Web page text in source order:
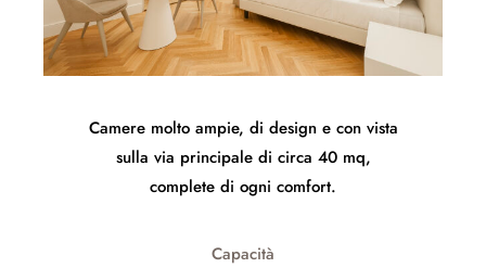
Camere molto ampie, di design e con vista
sulla via principale di circa 40 mq,
complete di ogni comfort.
Capacità